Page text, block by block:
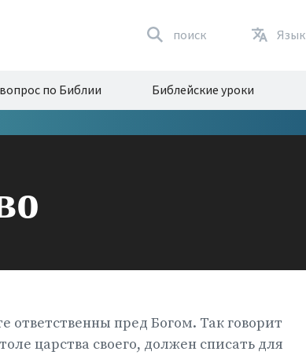
поиск Язык
по Библии Библейские уроки
ответственны пред Богом. Так говорит
царства своего, должен списать для